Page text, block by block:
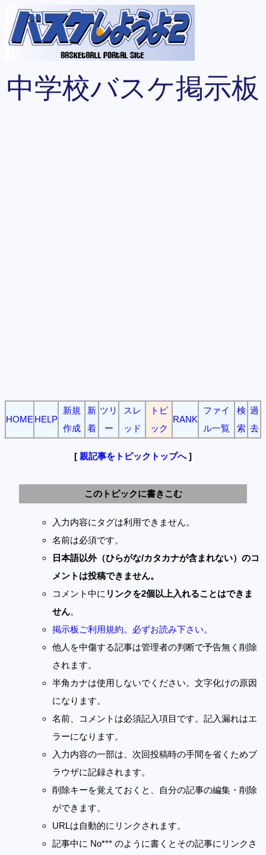
中学校バスケ掲示板
HOME HELP
新規
作成
新
着
ツリ
ー
スレ
ッド
トピ
ック
RANK
ファイ
ル一覧
検
索
過
去
[ 親記事をトピックトップへ]
このトピックに書きこむ
入力内容にタグは利用できません。
名前は必須です。
日本語以外（ひらがな/カタカナが含まれない）のコ
メントは投稿できません。
コメント中に リンクを2個以上入れることはできま
せん。
掲示板ご利用規約。必ずお読み下さい。
他人を中傷する記事は管理者の判断で予告無く削除
されます。
半角カナは使用しないでください。文字化けの原因
になります。
名前、コメントは必須記入項目です。記入漏れはエ
ラーになります。
入力内容の一部は、次回投稿時の手間を省くためブ
ラウザに記録されます。
削除キーを覚えておくと、自分の記事の編集・削除
ができます。
URLは自動的にリンクされます。
記事中に No*** のように書くとその記事にリンクさ